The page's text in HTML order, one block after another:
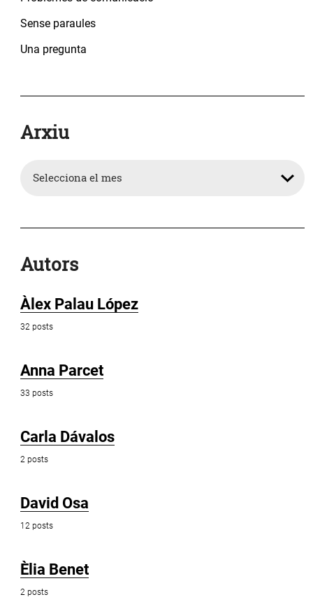
Sense paraules
Una pregunta
Arxiu
Autors
Àlex Palau López
32 posts
Anna Parcet
33 posts
Carla Dávalos
2 posts
David Osa
12 posts
Èlia Benet
2 posts